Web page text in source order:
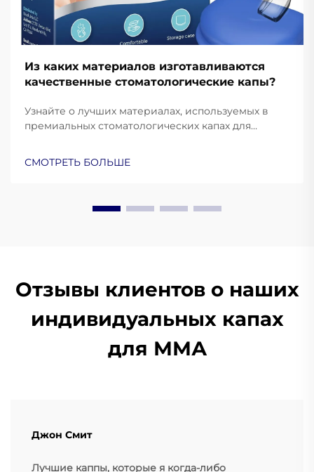
Из каких материалов изготавливаются
качественные стоматологические капы?
Узнайте о лучших материалах, используемых в
премиальных стоматологических капах для
улучшают эксплуатационные характеристики.
СМОТРЕТЬ БОЛЬШЕ
Отзывы клиентов о наших
индивидуальных капах
для ММА
Джон Смит
Лучшие каппы, которые я когда-либо